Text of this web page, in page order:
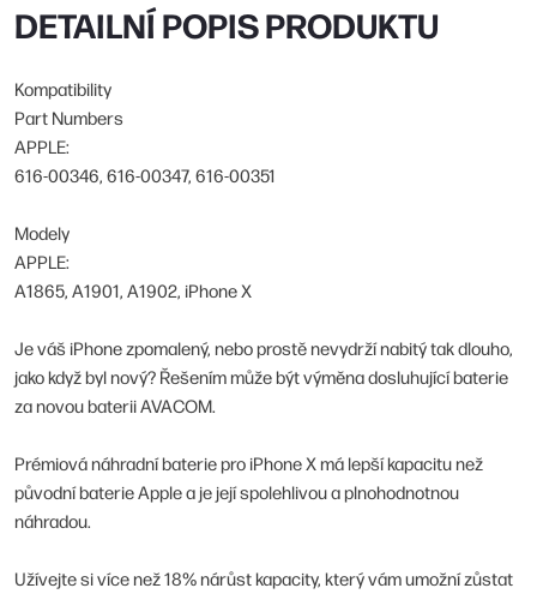
DETAILNÍ POPIS PRODUKTU
Kompatibility
Part Numbers
APPLE:
616-00346, 616-00347, 616-00351
Modely
APPLE:
A1865, A1901, A1902, iPhone X
Je váš iPhone zpomalený, nebo prostě nevydrží nabitý tak dlouho,
jako když byl nový? Řešením může být výměna dosluhující baterie
za novou baterii AVACOM.
Prémiová náhradní baterie pro iPhone X má lepší kapacitu než
původní baterie Apple a je její spolehlivou a plnohodnotnou
náhradou.
Užívejte si více než 18% nárůst kapacity, který vám umožní zůstat